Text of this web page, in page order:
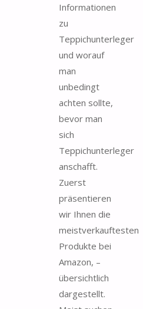
Informationen
zu
Teppichunterleger
und worauf
man
unbedingt
achten sollte,
bevor man
sich
Teppichunterleger
anschafft.
Zuerst
präsentieren
wir Ihnen die
meistverkauftesten
Produkte bei
Amazon, –
übersichtlich
dargestellt.